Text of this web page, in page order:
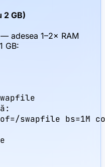
2 GB)
adesea 1–2× RAM
GB:
swapfile bs=1M